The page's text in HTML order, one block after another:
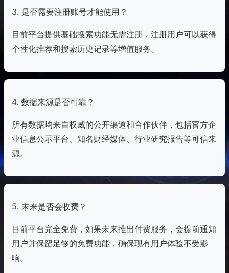
3. 是否需要注册账号才能使用？
目前平台提供基础搜索功能无需注册，注册用户可以获得
个性化推荐和搜索历史记录等增值服务。
4. 数据来源是否可靠？
所有数据均来自权威的公开渠道和合作伙伴，包括官方企
业信息公示平台、知名财经媒体、行业研究报告等可信来
源。
5. 未来是否会收费？
目前平台完全免费，如果未来推出付费服务，会提前通知
用户并保留足够的免费功能，确保现有用户体验不受影
响。